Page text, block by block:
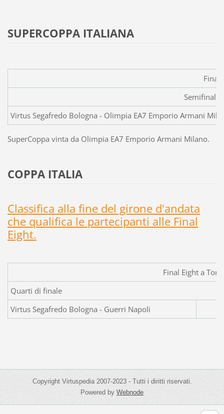
SUPERCOPPA ITALIANA
Final
Semifinali
Virtus Segafredo Bologna -
SuperCoppa vinta da Olimpia EA7 Emporio Armani Milano.
COPPA ITALIA
Classifica alla fine del girone d'andata
che qualifica le partecipanti alle Final
Eight.
Final Eight a
Quarti di finale
Virtus Segafredo Bologna - Guerri Napoli
Copyright Virtuspedia 2007-2023 - Tutti i diritti riservati.
Powered byWebnode